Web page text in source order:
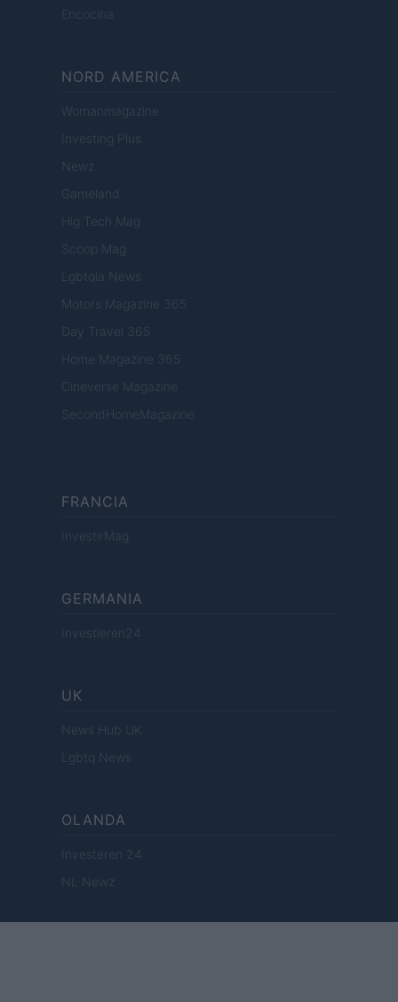
Encocina
NORD AMERICA
Womanmagazine
Investing Plus
Newz
Gameland
Hig Tech Mag
Scoop Mag
Lgbtqia News
Motors Magazine 365
Day Travel 365
Home Magazine 365
Cineverse Magazine
SecondHomeMagazine
FRANCIA
InvestirMag
GERMANIA
Investieren24
UK
News Hub UK
Lgbtq News
OLANDA
Investeren 24
NL Newz